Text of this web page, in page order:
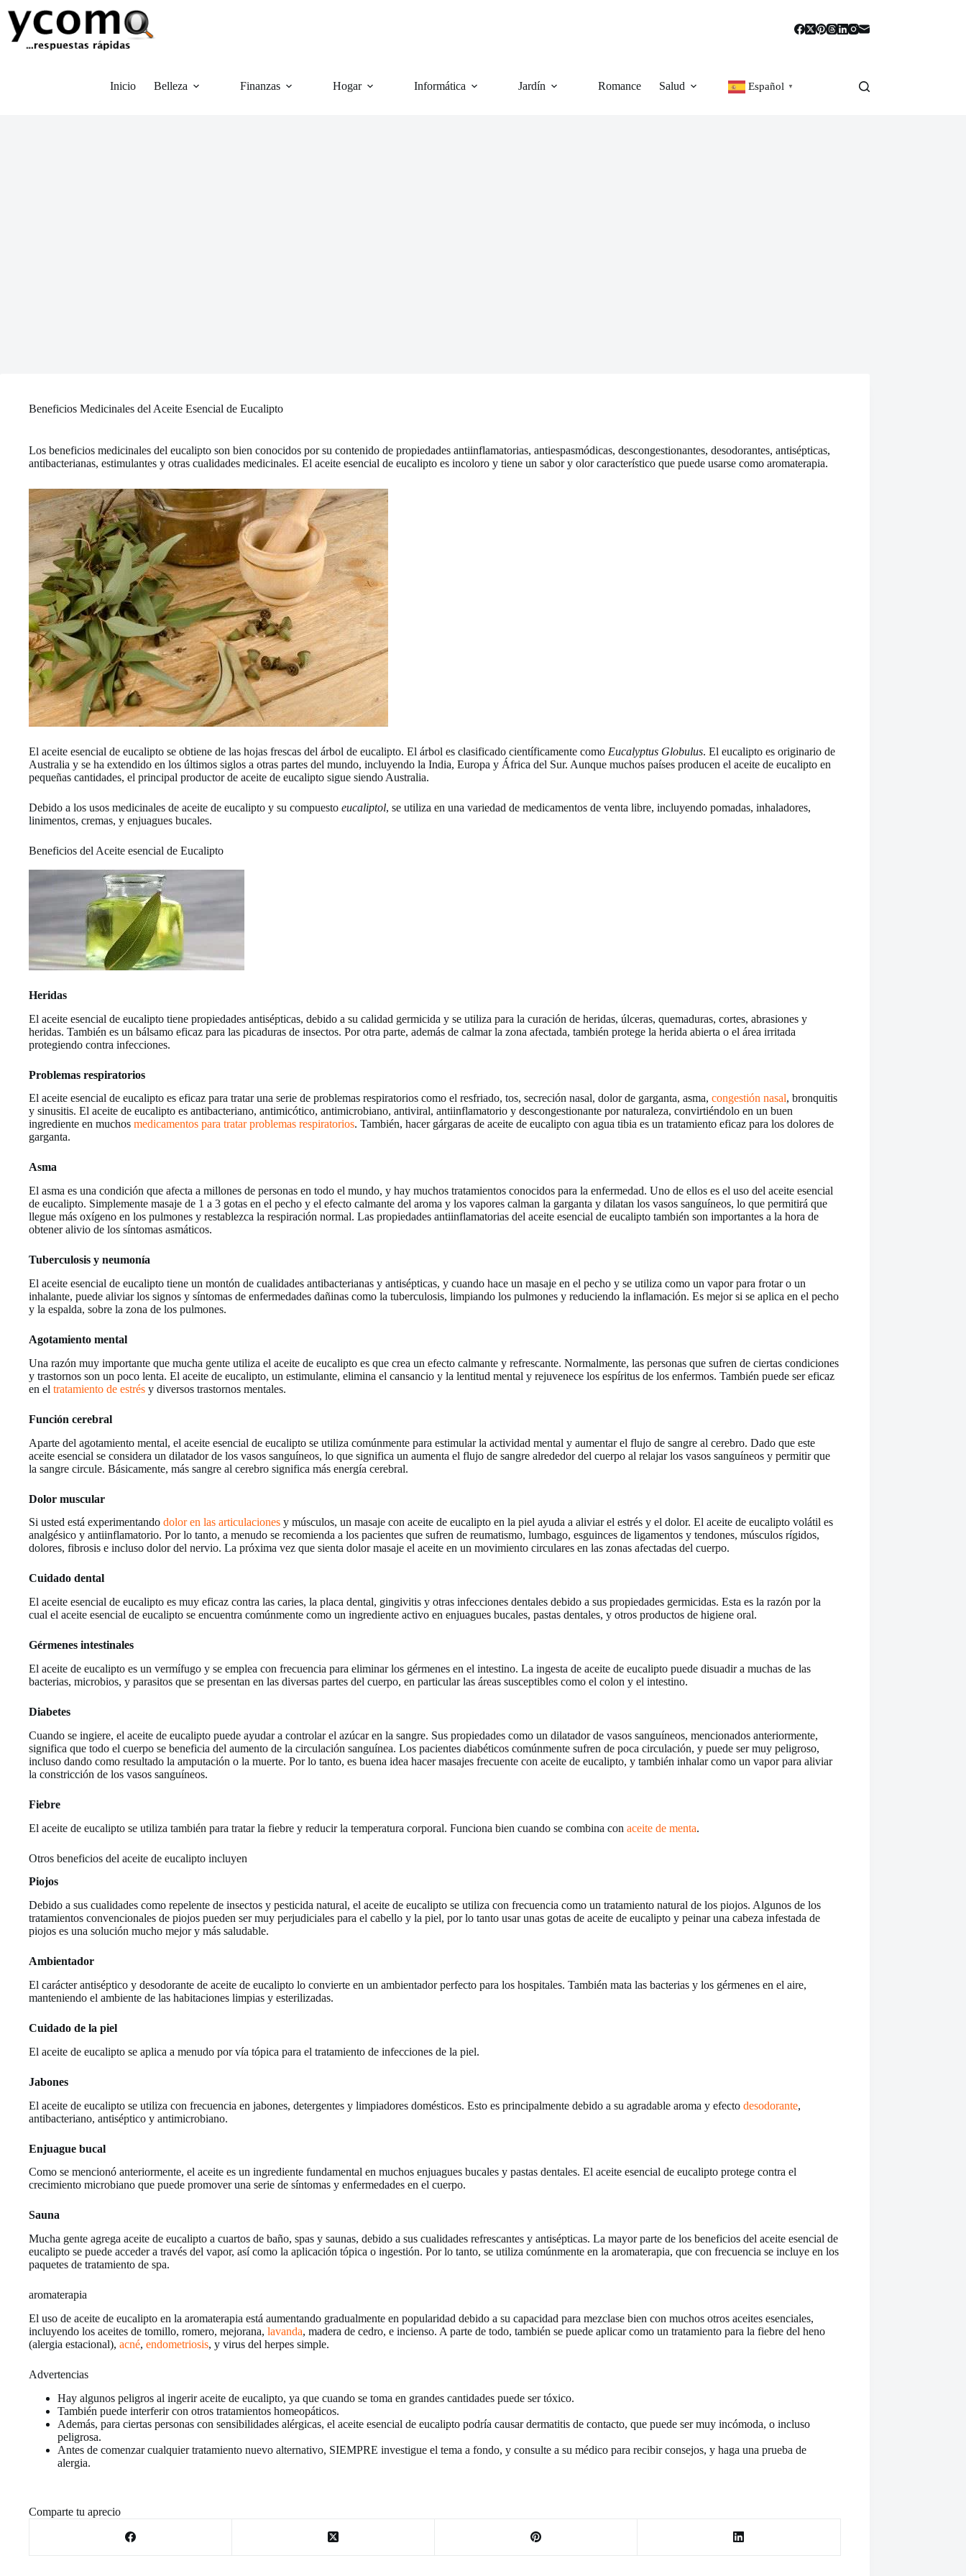
contenido
Inicio Belleza Finanzas Hogar Informática Jardín Romance Salud Español ▼
Beneficios Medicinales del Aceite Esencial de Eucalipto
Los beneficios medicinales del eucalipto son bien conocidos por su contenido de propiedades antiinflamatorias, antiespasmódicas, descongestionantes, desodorantes, antisépticas,
antibacterianas, estimulantes y otras cualidades medicinales. El aceite esencial de eucalipto es incoloro y tiene un sabor y olor característico que puede usarse como aromaterapia.
El aceite esencial de eucalipto se obtiene de las hojas frescas del árbol de eucalipto. El árbol es clasificado científicamente como Eucalyptus Globulus. El eucalipto es originario de
Australia y se ha extendido en los últimos siglos a otras partes del mundo, incluyendo la India, Europa y África del Sur. Aunque muchos países producen el aceite de eucalipto en
pequeñas cantidades, el principal productor de aceite de eucalipto sigue siendo Australia.
Debido a los usos medicinales de aceite de eucalipto y su compuesto eucaliptol, se utiliza en una variedad de medicamentos de venta libre, incluyendo pomadas, inhaladores,
linimentos, cremas, y enjuagues bucales.
Beneficios del Aceite esencial de Eucalipto
Heridas
El aceite esencial de eucalipto tiene propiedades antisépticas, debido a su calidad germicida y se utiliza para la curación de heridas, úlceras, quemaduras, cortes, abrasiones y
heridas. También es un bálsamo eficaz para las picaduras de insectos. Por otra parte, además de calmar la zona afectada, también protege la herida abierta o el área irritada
protegiendo contra infecciones.
Problemas respiratorios
El aceite esencial de eucalipto es eficaz para tratar una serie de problemas respiratorios como el resfriado, tos, secreción nasal, dolor de garganta, asma, congestión nasal, bronquitis
y sinusitis. El aceite de eucalipto es antibacteriano, antimicótico, antimicrobiano, antiviral, antiinflamatorio y descongestionante por naturaleza, convirtiéndolo en un buen
ingrediente en muchos medicamentos para tratar problemas respiratorios. También, hacer gárgaras de aceite de eucalipto con agua tibia es un tratamiento eficaz para los dolores de
garganta.
Asma
El asma es una condición que afecta a millones de personas en todo el mundo, y hay muchos tratamientos conocidos para la enfermedad. Uno de ellos es el uso del aceite esencial
de eucalipto. Simplemente masaje de 1 a 3 gotas en el pecho y el efecto calmante del aroma y los vapores calman la garganta y dilatan los vasos sanguíneos, lo que permitirá que
llegue más oxígeno en los pulmones y restablezca la respiración normal. Las propiedades antiinflamatorias del aceite esencial de eucalipto también son importantes a la hora de
obtener alivio de los síntomas asmáticos.
Tuberculosis y neumonía
El aceite esencial de eucalipto tiene un montón de cualidades antibacterianas y antisépticas, y cuando hace un masaje en el pecho y se utiliza como un vapor para frotar o un
inhalante, puede aliviar los signos y síntomas de enfermedades dañinas como la tuberculosis, limpiando los pulmones y reduciendo la inflamación. Es mejor si se aplica en el pecho
y la espalda, sobre la zona de los pulmones.
Agotamiento mental
Una razón muy importante que mucha gente utiliza el aceite de eucalipto es que crea un efecto calmante y refrescante. Normalmente, las personas que sufren de ciertas condiciones
y trastornos son un poco lenta. El aceite de eucalipto, un estimulante, elimina el cansancio y la lentitud mental y rejuvenece los espíritus de los enfermos. También puede ser eficaz
en el tratamiento de estrés y diversos trastornos mentales.
Función cerebral
Aparte del agotamiento mental, el aceite esencial de eucalipto se utiliza comúnmente para estimular la actividad mental y aumentar el flujo de sangre al cerebro. Dado que este
aceite esencial se considera un dilatador de los vasos sanguíneos, lo que significa un aumenta el flujo de sangre alrededor del cuerpo al relajar los vasos sanguíneos y permitir que
la sangre circule. Básicamente, más sangre al cerebro significa más energía cerebral.
Dolor muscular
Si usted está experimentando dolor en las articulaciones y músculos, un masaje con aceite de eucalipto en la piel ayuda a aliviar el estrés y el dolor. El aceite de eucalipto volátil es
analgésico y antiinflamatorio. Por lo tanto, a menudo se recomienda a los pacientes que sufren de reumatismo, lumbago, esguinces de ligamentos y tendones, músculos rígidos,
dolores, fibrosis e incluso dolor del nervio. La próxima vez que sienta dolor masaje el aceite en un movimiento circulares en las zonas afectadas del cuerpo.
Cuidado dental
El aceite esencial de eucalipto es muy eficaz contra las caries, la placa dental, gingivitis y otras infecciones dentales debido a sus propiedades germicidas. Esta es la razón por la
cual el aceite esencial de eucalipto se encuentra comúnmente como un ingrediente activo en enjuagues bucales, pastas dentales, y otros productos de higiene oral.
Gérmenes intestinales
El aceite de eucalipto es un vermífugo y se emplea con frecuencia para eliminar los gérmenes en el intestino. La ingesta de aceite de eucalipto puede disuadir a muchas de las
bacterias, microbios, y parasitos que se presentan en las diversas partes del cuerpo, en particular las áreas susceptibles como el colon y el intestino.
Diabetes
Cuando se ingiere, el aceite de eucalipto puede ayudar a controlar el azúcar en la sangre. Sus propiedades como un dilatador de vasos sanguíneos, mencionados anteriormente,
significa que todo el cuerpo se beneficia del aumento de la circulación sanguínea. Los pacientes diabéticos comúnmente sufren de poca circulación, y puede ser muy peligroso,
incluso dando como resultado la amputación o la muerte. Por lo tanto, es buena idea hacer masajes frecuente con aceite de eucalipto, y también inhalar como un vapor para aliviar
la constricción de los vasos sanguíneos.
Fiebre
El aceite de eucalipto se utiliza también para tratar la fiebre y reducir la temperatura corporal. Funciona bien cuando se combina con aceite de menta.
Otros beneficios del aceite de eucalipto incluyen
Piojos
Debido a sus cualidades como repelente de insectos y pesticida natural, el aceite de eucalipto se utiliza con frecuencia como un tratamiento natural de los piojos. Algunos de los
tratamientos convencionales de piojos pueden ser muy perjudiciales para el cabello y la piel, por lo tanto usar unas gotas de aceite de eucalipto y peinar una cabeza infestada de
piojos es una solución mucho mejor y más saludable.
Ambientador
El carácter antiséptico y desodorante de aceite de eucalipto lo convierte en un ambientador perfecto para los hospitales. También mata las bacterias y los gérmenes en el aire,
manteniendo el ambiente de las habitaciones limpias y esterilizadas.
Cuidado de la piel
El aceite de eucalipto se aplica a menudo por vía tópica para el tratamiento de infecciones de la piel.
Jabones
El aceite de eucalipto se utiliza con frecuencia en jabones, detergentes y limpiadores domésticos. Esto es principalmente debido a su agradable aroma y efecto desodorante,
antibacteriano, antiséptico y antimicrobiano.
Enjuague bucal
Como se mencionó anteriormente, el aceite es un ingrediente fundamental en muchos enjuagues bucales y pastas dentales. El aceite esencial de eucalipto protege contra el
crecimiento microbiano que puede promover una serie de síntomas y enfermedades en el cuerpo.
Sauna
Mucha gente agrega aceite de eucalipto a cuartos de baño, spas y saunas, debido a sus cualidades refrescantes y antisépticas. La mayor parte de los beneficios del aceite esencial de
eucalipto se puede acceder a través del vapor, así como la aplicación tópica o ingestión. Por lo tanto, se utiliza comúnmente en la aromaterapia, que con frecuencia se incluye en los
paquetes de tratamiento de spa.
aromaterapia
El uso de aceite de eucalipto en la aromaterapia está aumentando gradualmente en popularidad debido a su capacidad para mezclase bien con muchos otros aceites esenciales,
incluyendo los aceites de tomillo, romero, mejorana, lavanda, madera de cedro, e incienso. A parte de todo, también se puede aplicar como un tratamiento para la fiebre del heno
(alergia estacional), acné, endometriosis, y virus del herpes simple.
Advertencias
Hay algunos peligros al ingerir aceite de eucalipto, ya que cuando se toma en grandes cantidades puede ser tóxico.
También puede interferir con otros tratamientos homeopáticos.
Además, para ciertas personas con sensibilidades alérgicas, el aceite esencial de eucalipto podría causar dermatitis de contacto, que puede ser muy incómoda, o incluso
peligrosa.
Antes de comenzar cualquier tratamiento nuevo alternativo, SIEMPRE investigue el tema a fondo, y consulte a su médico para recibir consejos, y haga una prueba de
alergia.
Comparte tu aprecio